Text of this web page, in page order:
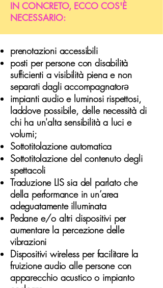
IN CONCRETO, ECCO COS'È
NECESSARIO:
prenotazioni accessibili
posti per persone con disabilità
sufficienti a visibilità piena e non
separati dagli accompagnatorə
impianti audio e luminosi rispettosi,
laddove possibile, delle necessità di
chi ha un'alta sensibilità a luci e
volumi;
Sottotitolazione automatica
Sottotitolazione del contenuto degli
spettacoli
Traduzione LIS sia del parlato che
della performance in un’area
adeguatamente illuminata
Pedane e/o altri dispositivi per
aumentare la percezione delle
vibrazioni
Dispositivi wireless per facilitare la
fruizione audio alle persone con
apparecchio acustico o impianto